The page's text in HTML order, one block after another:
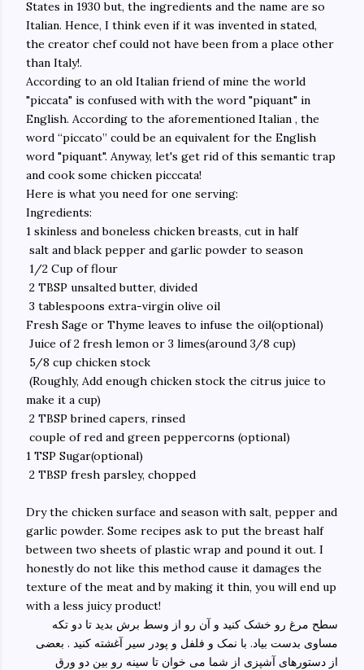
States in 1930 but, the ingredients and the name are so
Italian. Hence, I think even if it was invented in stated,
the creator chef could not have been from a place other
than Italy!.
According to an old Italian friend of mine the world
"piccata" is confused with with the word "piquant" in
English. According to the aforementioned Italian , the
word “piccato” could be an equivalent for the English
word "piquant". Anyway, let's get rid of this semantic trap
and cook some chicken picccata!
Here is what you need for one serving:
Ingredients:
1 skinless and boneless chicken breasts, cut in half
salt and black pepper and garlic powder to season
1/2 Cup of flour
2 TBSP unsalted butter, divided
3 tablespoons extra-virgin olive oil
Fresh Sage or Thyme leaves to infuse the oil(optional)
Juice of 2 fresh lemon or 3 limes(around 3/8 cup)
5/8 cup chicken stock
(Roughly, Add enough chicken stock the citrus juice to
make it a cup)
2 TBSP brined capers, rinsed
couple of red and green peppercorns (optional)
1 TSP Sugar(optional)
2 TBSP fresh parsley, chopped
Dry the chicken surface and season with salt, pepper and
garlic powder. Some recipes ask to put the breast half
between two sheets of plastic wrap and pound it out. I
honestly do not like this method cause it damages the
texture of the meat and by making it thin, you will end up
with a less juicy product!
سطح مرغ رو خشک کنید و آن رو از وسط برش بدید تا دو تکه
مساوی بدست بیاد. با نمک و فلفل و پودر سیر آغشته کنید . بعضی
از دستورهای آشپزی از شما می خوان تا سینه رو بین دو ورق